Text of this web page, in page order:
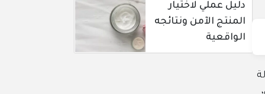
دليل عملي لاختيار
المنتج الآمن ونتائجه
الواقعية